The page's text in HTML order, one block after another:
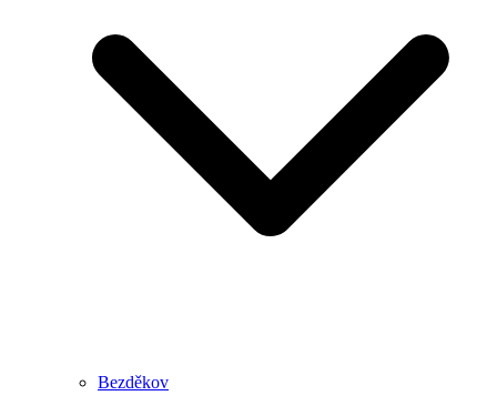
Bezděkov